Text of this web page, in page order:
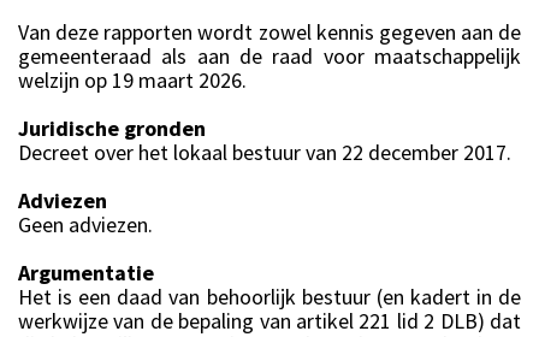
Van deze rapporten wordt zowel kennis gegeven aan de
gemeenteraad als aan de raad voor maatschappelijk
welzijn op 19 maart 2026.
Juridische gronden
Decreet over het lokaal bestuur van 22 december 2017.
Adviezen
Geen adviezen.
Argumentatie
Het is een daad van behoorlijk bestuur (en kadert in de
werkwijze van de bepaling van artikel 221 lid 2 DLB) dat